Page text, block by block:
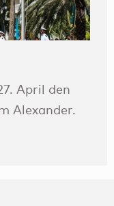
April den
Alexander.